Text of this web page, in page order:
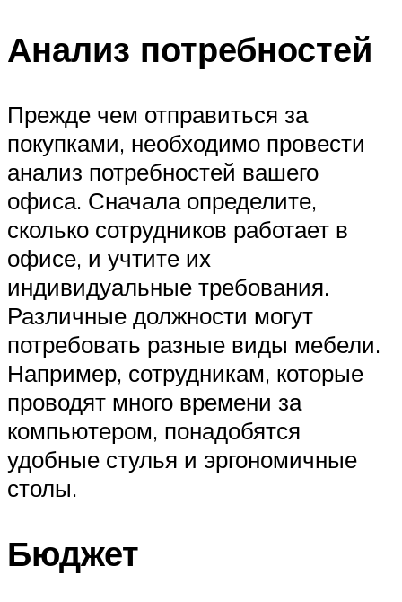
Анализ потребностей
Прежде чем отправиться за
покупками, необходимо провести
анализ потребностей вашего
офиса. Сначала определите,
сколько сотрудников работает в
офисе, и учтите их
индивидуальные требования.
Различные должности могут
потребовать разные виды мебели.
Например, сотрудникам, которые
проводят много времени за
компьютером, понадобятся
удобные стулья и эргономичные
столы.
Бюджет